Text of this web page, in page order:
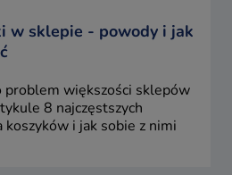
w sklepie - powody i jak
problem większości sklepów
8 najczęstszych
i jak sobie z nimi